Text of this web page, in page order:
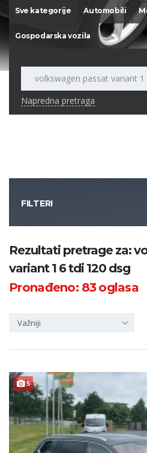
Sve kategorije Automobili
Gospodarska vozila
Napredna pretraga
FILTERI
Kategorija
Županija
Rezultati pretrage za:
variant 1 6 tdi 120 dsg
Pronađeno: 83oglasa
Važniji
5